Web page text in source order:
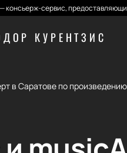
сервис,
КУРЕНТЗИС
в Саратове по